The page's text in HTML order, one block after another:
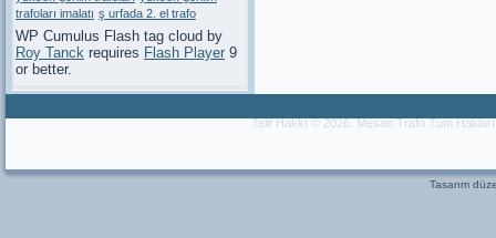
trafoları imalatı ş urfada 2. el trafo
WP Cumulus Flash tag cloud by
Roy Tanck requires Flash Player 9
or better.
Telif Hakkı © 2026. Mesan Trafo Tüm
Tasarım